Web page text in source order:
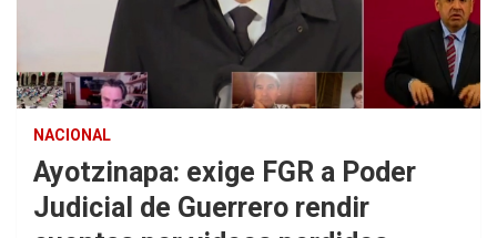
NACIONAL
Ayotzinapa: exige FGR a Poder
Judicial de Guerrero rendir